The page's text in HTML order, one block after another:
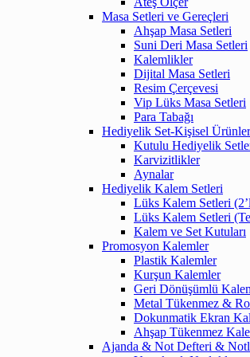
Masa Setleri ve Gereçleri
Ahşap Masa Setleri
Suni Deri Masa Setleri
Kalemlikler
Dijital Masa Setleri
Resim Çerçevesi
Vip Lüks Masa Setleri
Para Tabağı
Hediyelik Set-Kişisel Ürünler
Kutulu Hediyelik
Karvizitlikler
Aynalar
Hediyelik Kalem Setleri
Lüks Kalem Setleri
Lüks Kalem Setleri
Kalem ve Set Kutuları
Promosyon Kalemler
Plastik Kalemler
Kurşun Kalemler
Geri Dönüşümlü
Metal Tükenmez &
Dokunmatik Ekran
Ahşap Tükenmez
Ajanda & Not Defteri &